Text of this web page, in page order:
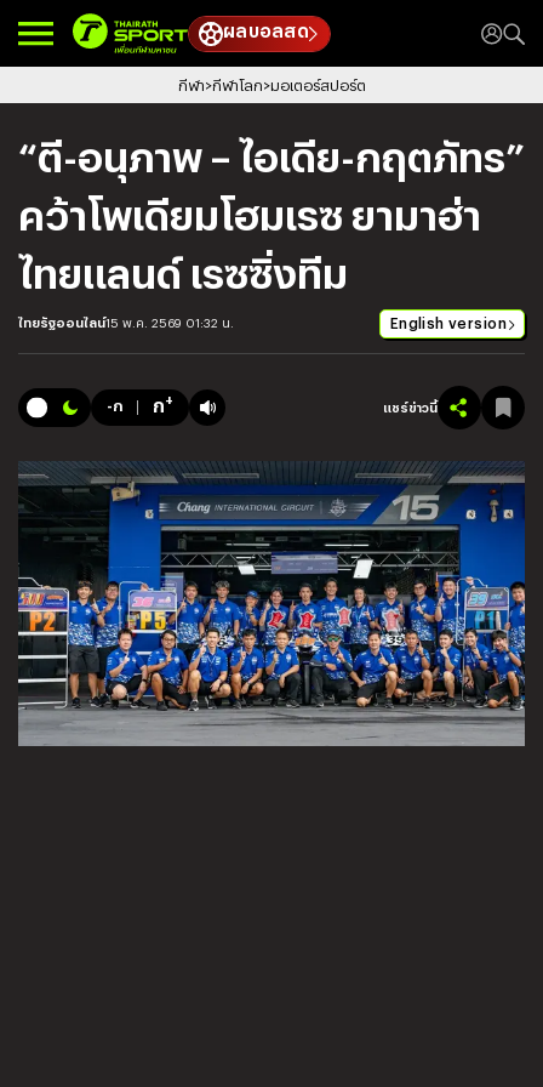
ผลบอลสด
กีฬา กีฬาโลก มอเตอร์สปอร์ต
“ตี-อนุภาพ – ไอเดีย-กฤตภัทร”
คว้าโพเดียมโฮมเรซ ยามาฮ่า
ไทยแลนด์ เรซซิ่งทีม
ไทยรัฐออนไลน์15 พ.ค. 2569 01:32 น. English version
-ก ก+ แชร์ข่าวนี้